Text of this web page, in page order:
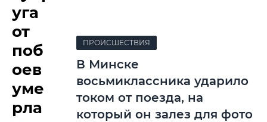
уга
от
поб
оев
уме
рла
ПРОИСШЕСТВИЯ
В Минске
восьмиклассника ударило
током от поезда, на
который он залез для фото